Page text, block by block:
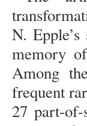
N.
memory
Among
frequent
27 part-of-